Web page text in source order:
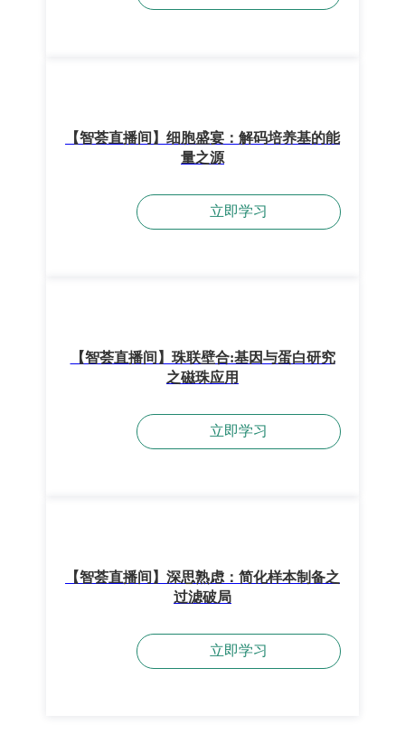
【智荟直播间】细胞盛宴：解码培养基的能
量之源
立即学习
【智荟直播间】珠联壁合:基因与蛋白研究
之磁珠应用
立即学习
【智荟直播间】深思熟虑：简化样本制备之
过滤破局
立即学习